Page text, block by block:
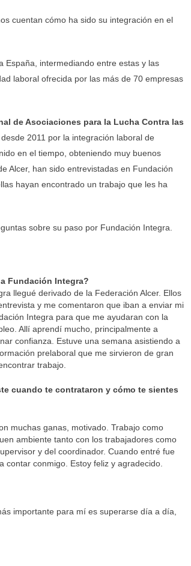
cuentan cómo ha sido su integración en el
España, intermediando entre estas y las
laboral ofrecida por las más de 70 empresas
de Asociaciones para la Lucha Contra las
2011 por la integración laboral de
en el tiempo, obteniendo muy buenos
Alcer, han sido entrevistadas en Fundación
hayan encontrado un trabajo que les ha
sobre su paso por Fundación Integra.
Fundación Integra?
llegué derivado de la Federación Alcer. Ellos
y me comentaron que iban a enviar mi
Integra para que me ayudaran con la
Allí aprendí mucho, principalmente a
confianza. Estuve una semana asistiendo a
prelaboral que me sirvieron de gran
trabajo.
cuando te contrataron y cómo te sientes
muchas ganas, motivado. Trabajo como
ambiente tanto con los trabajadores como
y del coordinador. Cuando entré fue
contar conmigo. Estoy feliz y agradecido.
importante para mí es superarse día a día,